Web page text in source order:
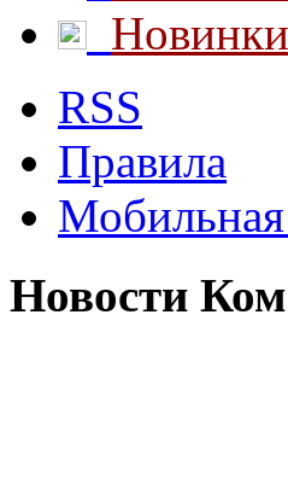
Новинки
RSS
Правила
Мобильная
Новости